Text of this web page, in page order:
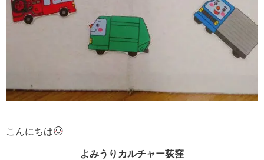
こんにちは
よみうりカルチャー荻窪